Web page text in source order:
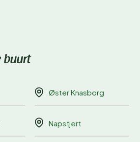
buurt
Øster Knasborg
Napstjert